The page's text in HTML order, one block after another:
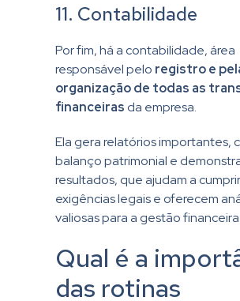
11. Contabilidade
Por fim, há a contabilidade, área
responsável pelo registro e
organização de todas as
financeiras da empresa.
Ela gera relatórios importantes,
balanço patrimonial e
resultados, que ajudam a cumprir
exigências legais e oferecem
valiosas para a gestão financeira.
Qual é a
das rotinas